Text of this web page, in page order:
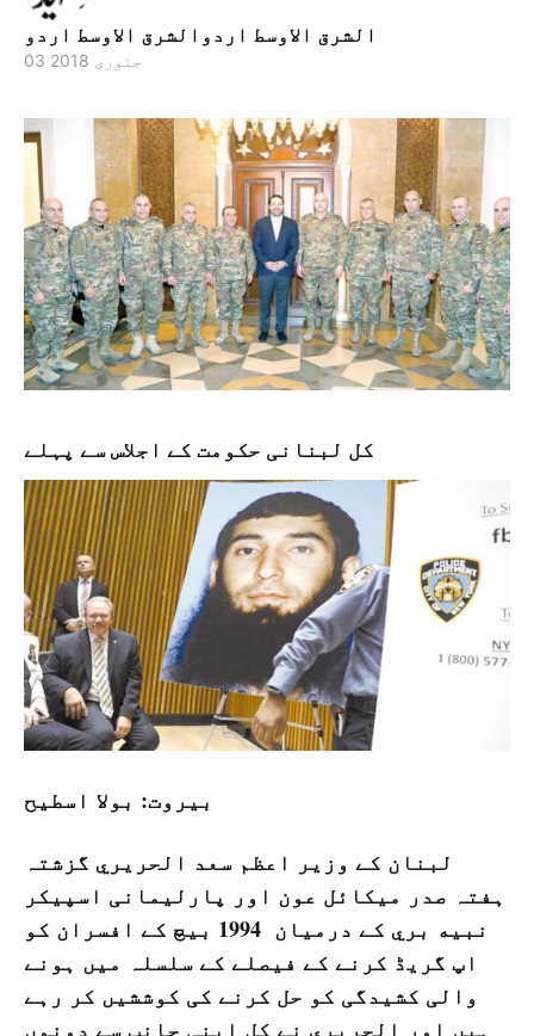
الشرق الاوسط اردوالشرق الاوسط اردو
03 جنوری 2018
کل لبنانی حکومت کے اجلاس سے پہلے
بیروت: بولا اسطيح
لبنان کے وزیر اعظم سعد الحريري گزشتہ
ہفتہ صدر میکائل عون اور پارلیمانی اسپیکر
نبيه بري کے درمیان 1994 بیچ کے افسران کو
اپ گریڈ کرنے کے فیصلے کے سلسلہ میں ہونے
والی کشیدگی کو حل کرنے کی کوششیں کر رہے
ہیں اور الحريري نے کل اپنی جانب سے دونوں